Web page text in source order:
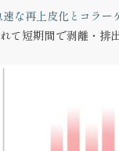
な再上皮化とコラー
て短期間で剥離・排